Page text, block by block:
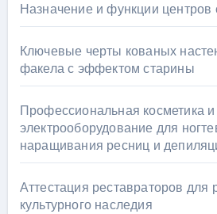
Назначение и функции центров
Ключевые черты кованых
факела с эффектом старины
Профессиональная косметика и
электрооборудование для
наращивания ресниц и
Аттестация реставраторов для
культурного наследия